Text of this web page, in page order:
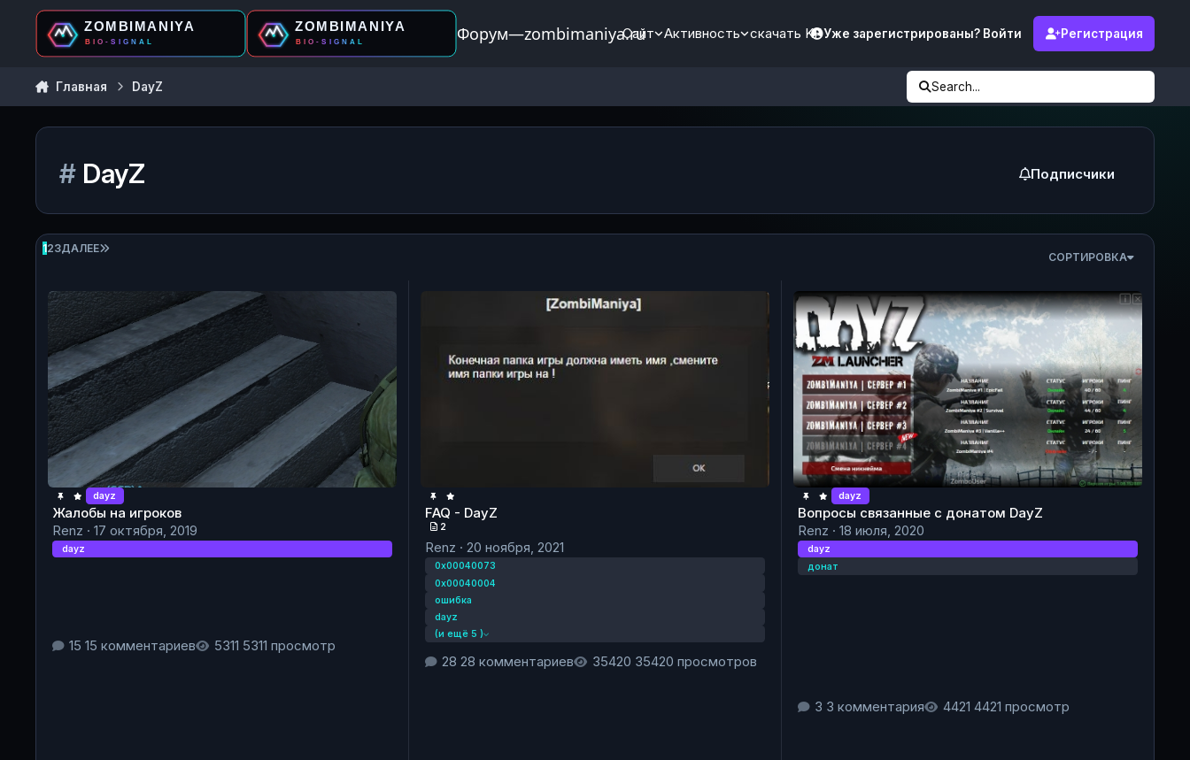
Перейти к содержанию
Форум—zombimaniya.ru
Сайт Активность скачать KFУже зарегистрированы? Войти Регистрация
Главная DayZ Search...
#DayZ Подписчики
123ДАЛЕЕ
СОРТИРОВКА
Жалобы на игроков
dayz
Жалобы на игроков
Renz · 17 октября, 2019
dayz
15 комментариев 5311 просмотр
FAQ - DayZ
2
Renz · 20 ноября, 2021
0x00040073
0x00040004
ошибка
dayz
(и ещё 5 )
28 комментариев 35420 просмотров
Вопросы связанные с донатом DayZ
dayz
Вопросы связанные с донатом DayZ
Renz · 18 июля, 2020
dayz
донат
3 комментария 4421 просмотр